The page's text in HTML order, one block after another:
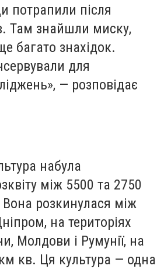
потрапили після
Там знайшли миску,
багато знахідок.
для
— розповідає
набула
між 5500 та 2750
розкинулася між
на територіях
Молдови і Румунії, на
кв. Ця культура — одна